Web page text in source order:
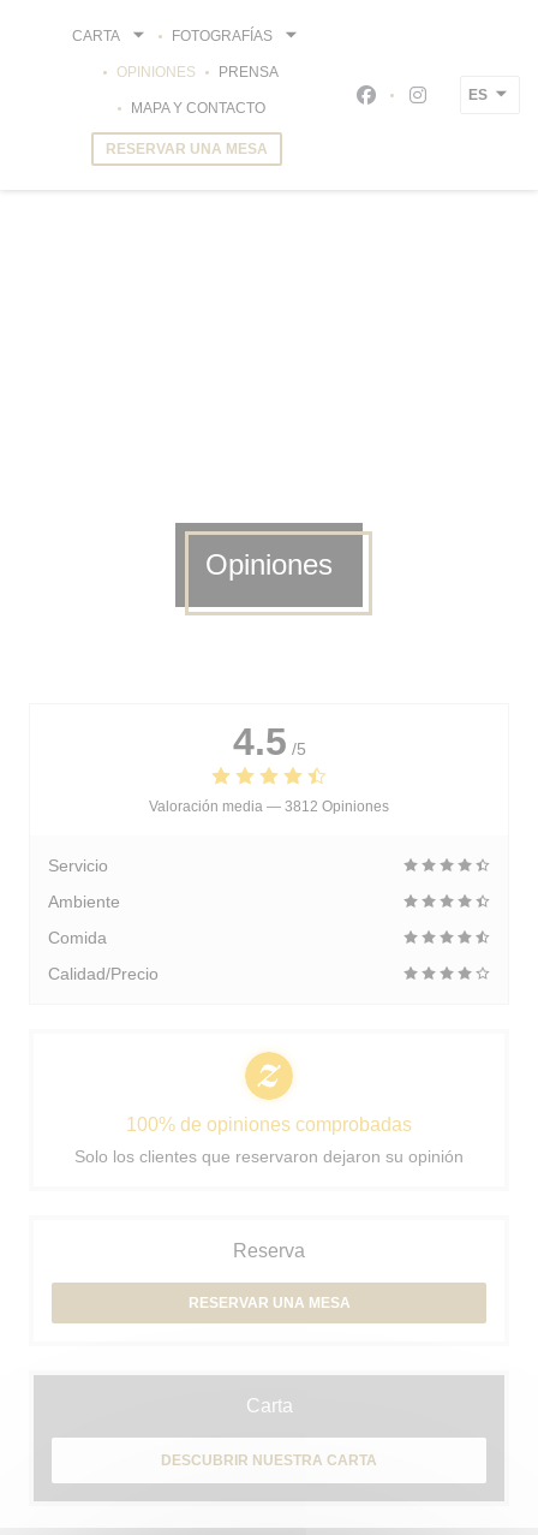
CARTA FOTOGRAFÍAS
OPINIONES PRENSA
MAPA Y CONTACTO
RESERVAR UNA MESA
Facebook ((abre
Instagram
ES
Opiniones
4.5 /5
Valoración media — 3812 Opiniones
Servicio
Ambiente
Comida
Calidad/Precio
100% de opiniones comprobadas
Solo los clientes que reservaron dejaron su opinión
Reserva
RESERVAR UNA MESA
Carta
DESCUBRIR NUESTRA CARTA